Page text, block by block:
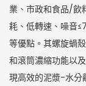
業、市政和食品/飲
耗、低轉速、噪音
等優點。其螺旋蝸
和滾筒濃縮功能以
現高效的泥漿-水分